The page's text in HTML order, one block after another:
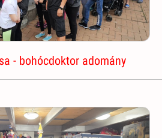
- bohócdoktor adomány